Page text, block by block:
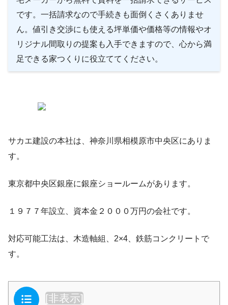
です。一括請求なので手続きも面倒くさくありませ
ん。値引き交渉にも使える坪単価や価格等の情報やオ
リジナル間取りの提案も入手できますので、心から満
足できる家つくりに役立ててください。
サカエ建設の本社は、神奈川県相模原市中央区にありま
す。
東京都中央区銀座に銀座ショールームがあります。
１９７７年設立、資本金２０００万円の会社です。
対応可能工法は、木造軸組、2×4、鉄筋コンクリートで
す。
目次 [非表示]